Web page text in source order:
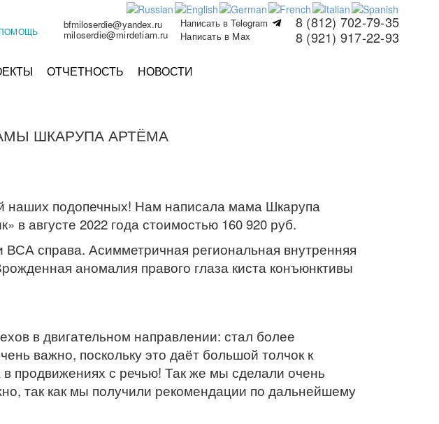
bfmiloserdie@yandex.ru
miloserdie@mirdetiam.ru
Написать в Telegram
Написать в Max
8 (812) 702-79-35
8 (921) 917-22-93
ОТЧЕТНОСТЬ НОВОСТИ
ШКАРУПА АРТЁМА
наших подопечных! Нам написала мама Шкарупа
августе 2022 года стоимостью 160 920 руб.
справа. Асимметричная региональная внутренняя
аномалия правого глаза киста конъюнктивы
в двигательном направлении: стал более
важно, поскольку это даёт большой толчок к
продвижениях с речью! Так же мы сделали очень
так как мы получили рекомендации по дальнейшему